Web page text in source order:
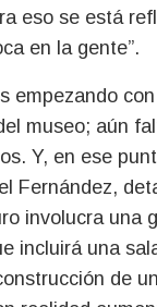
eso se está
en la gente”.
empezando
museo; aún
Y, en ese
Fernández,
involucra una
incluirá una
de